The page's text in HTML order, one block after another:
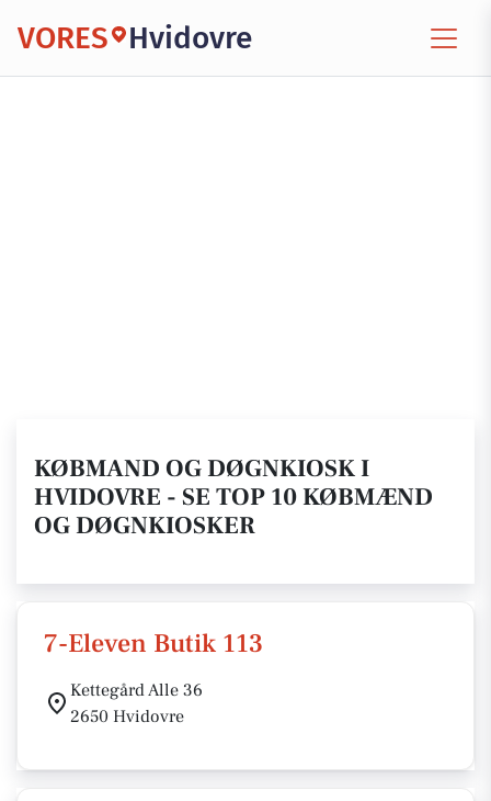
VORES Hvidovre
KØBMAND OG DØGNKIOSK I
HVIDOVRE - SE TOP 10 KØBMÆND
OG DØGNKIOSKER
7-Eleven Butik 113
Kettegård Alle 36
2650 Hvidovre